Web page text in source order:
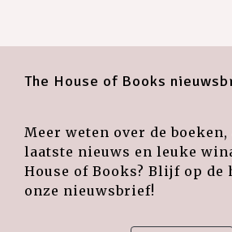
The House of Books
Meer weten over de
laatste nieuws en leuke
House of Books? Blijf op de
onze nieuwsbrief!